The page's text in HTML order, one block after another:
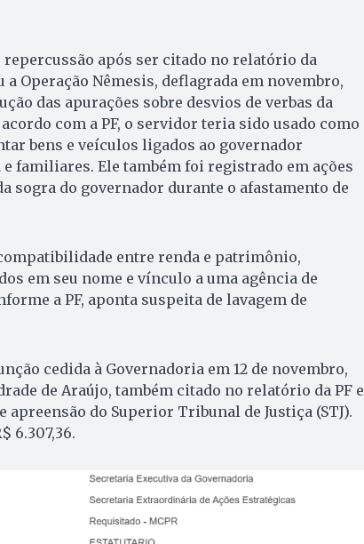
após ser citado no relatório da
a Operação Nêmesis, deflagrada em novembro,
das apurações sobre desvios de verbas da
com a PF, o servidor teria sido usado como
bens e veículos ligados ao governador
e familiares. Ele também foi registrado em ações
sogra do governador durante o afastamento de
entre renda e patrimônio,
em seu nome e vínculo a uma agência de
a PF, aponta suspeita de lavagem de
cedida à Governadoria em 12 de novembro,
de Araújo, também citado no relatório da PF e
apreensão do Superior Tribunal de Justiça (STJ).
6.307,36.